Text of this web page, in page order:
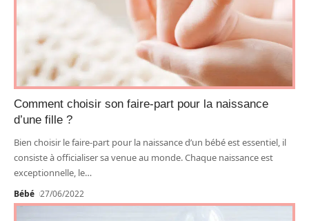
Comment choisir son faire-part pour la naissance
d’une fille ?
Bien choisir le faire-part pour la naissance d’un bébé est essentiel, il
consiste à officialiser sa venue au monde. Chaque naissance est
exceptionnelle, le…
Bébé 27/06/2022